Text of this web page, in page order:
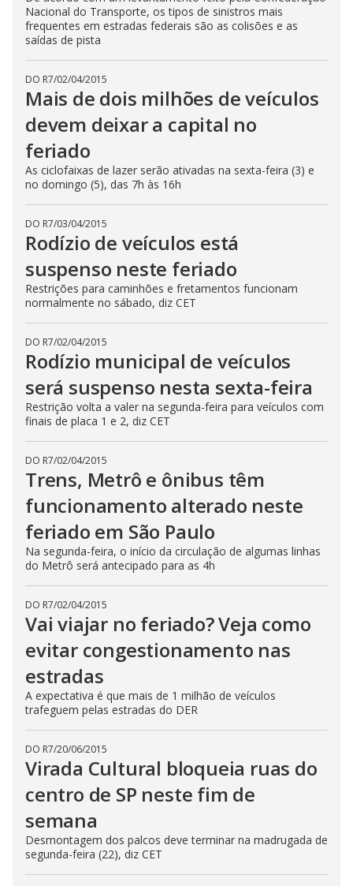
Nacional do Transporte, os tipos de sinistros mais
frequentes em estradas federais são as colisões e as
saídas de pista
DO R7/02/04/2015
Mais de dois milhões de veículos
devem deixar a capital no
feriado
As ciclofaixas de lazer serão ativadas na sexta-feira (3) e
no domingo (5), das 7h às 16h
DO R7/03/04/2015
Rodízio de veículos está
suspenso neste feriado
Restrições para caminhões e fretamentos funcionam
normalmente no sábado, diz CET
DO R7/02/04/2015
Rodízio municipal de veículos
será suspenso nesta sexta-feira
Restrição volta a valer na segunda-feira para veículos com
finais de placa 1 e 2, diz CET
DO R7/02/04/2015
Trens, Metrô e ônibus têm
funcionamento alterado neste
feriado em São Paulo
Na segunda-feira, o início da circulação de algumas linhas
do Metrô será antecipado para as 4h
DO R7/02/04/2015
Vai viajar no feriado? Veja como
evitar congestionamento nas
estradas
A expectativa é que mais de 1 milhão de veículos
trafeguem pelas estradas do DER
DO R7/20/06/2015
Virada Cultural bloqueia ruas do
centro de SP neste fim de
semana
Desmontagem dos palcos deve terminar na madrugada de
segunda-feira (22), diz CET